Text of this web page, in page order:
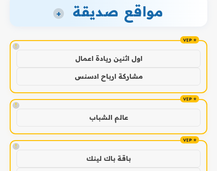
مواقع صديقة +
!
اول اثنين ريادة اعمال
مشاركة ارباح ادسنس
!
عالم الشباب
!
باقة باك لينك